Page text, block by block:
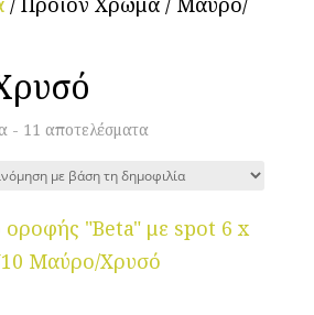
- 11 αποτελέσματαSorted